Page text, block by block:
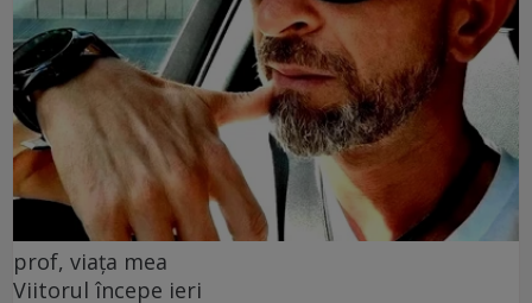
prof, viața mea
Viitorul începe ieri